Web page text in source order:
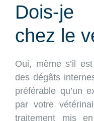
Dois-
chez le
Oui, même s’il
des dégâts
préférable qu’un
par votre
traitement mis